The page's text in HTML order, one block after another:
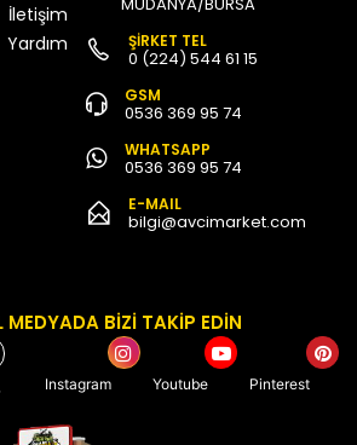
İletişim
Yardım
ŞİRKET TEL
0 (224) 544 61 15
GSM
0536 369 95 74
WHATSAPP
0536 369 95 74
E-MAIL
bilgi@avcimarket.com
MEDYADA BİZİ TAKİP EDİN
Instagram Youtube Pinterest